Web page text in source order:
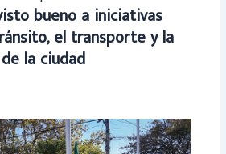
bueno a iniciativas
el transporte y la
la ciudad